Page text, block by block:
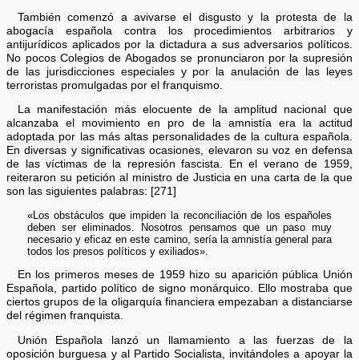
También comenzó a avivarse el disgusto y la protesta de la
abogacía española contra los procedimientos arbitrarios y
antijurídicos aplicados por la dictadura a sus adversarios políticos.
No pocos Colegios de Abogados se pronunciaron por la supresión
de las jurisdicciones especiales y por la anulación de las leyes
terroristas promulgadas por el franquismo.
La manifestación más elocuente de la amplitud nacional que
alcanzaba el movimiento en pro de la amnistía era la actitud
adoptada por las más altas personalidades de la cultura española.
En diversas y significativas ocasiones, elevaron su voz en defensa
de las víctimas de la represión fascista. En el verano de 1959,
reiteraron su petición al ministro de Justicia en una carta de la que
son las siguientes palabras: [271]
«Los obstáculos que impiden la reconciliación de los españoles
deben ser eliminados. Nosotros pensamos que un paso muy
necesario y eficaz en este camino, sería la amnistía general para
todos los presos políticos y exiliados».
En los primeros meses de 1959 hizo su aparición pública Unión
Española, partido político de signo monárquico. Ello mostraba que
ciertos grupos de la oligarquía financiera empezaban a distanciarse
del régimen franquista.
Unión Española lanzó un llamamiento a las fuerzas de la
oposición burguesa y al Partido Socialista, invitándoles a apoyar la